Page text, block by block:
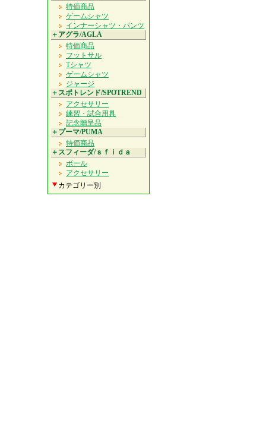
特価商品
ゲームシャツ
インナーシャツ・パンツ
＋アグラ/AGLA
特価商品
フットサル
Tシャツ
ゲームシャツ
ジャージ
＋スポトレンド/SPOTREND
アクセサリー
練習・試合用具
記念贈呈品
＋プーマ/PUMA
特価商品
＋スフィーダ/ｓｆｉｄａ
ボール
アクセサリー
カテゴリー別